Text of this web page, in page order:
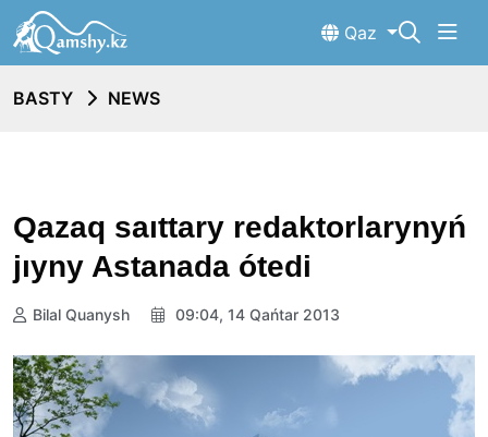
Qaz
BASTY NEWS
Qazaq saıttary redaktorlarynyń
jıyny Astanada ótedi
Bilal Quanysh 09:04, 14 Qańtar 2013